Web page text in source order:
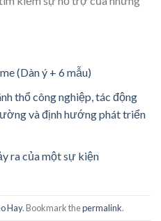
(Dàn ý + 6 mẫu)
thổ công nghiệp, tác động
và định hướng phát triển
ra của một sự kiện
Hay. Bookmark thepermalink.